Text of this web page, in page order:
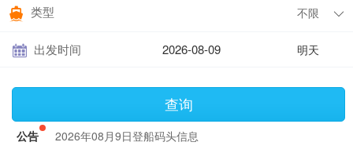
类型
出发时间 明天
查询
公告
2026年08月9日登船码头信息